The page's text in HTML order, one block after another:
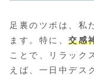
足裏のツボは、私
ます。特に、交感
ことで、リラック
えば、一日中デス